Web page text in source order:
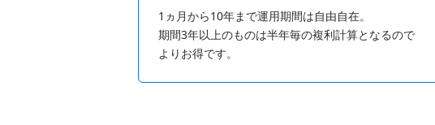
1ヵ月から10年まで運用期間は自由自在。
期間3年以上のものは半年毎の複利計算となるので
よりお得です。